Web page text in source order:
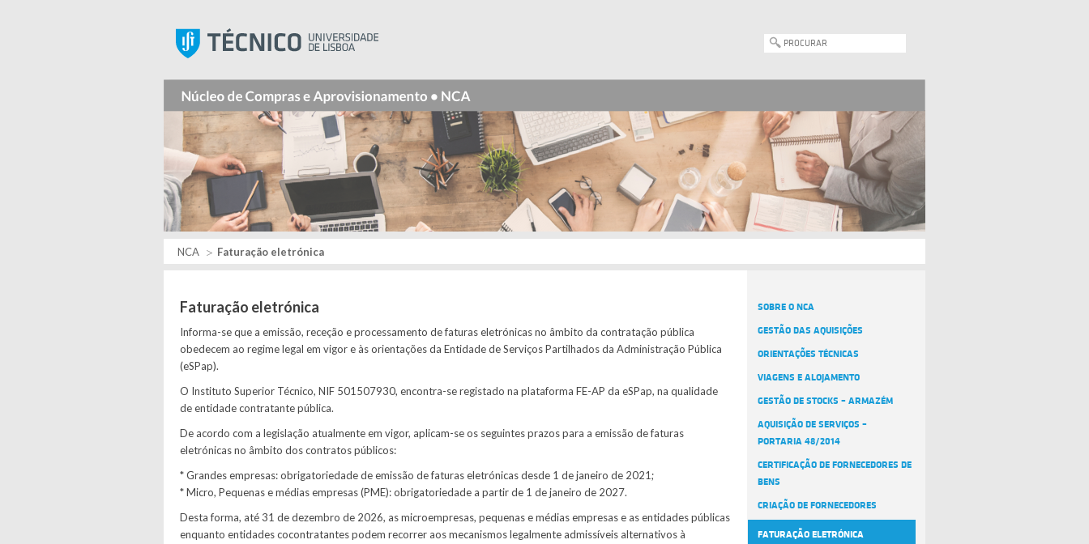
NCA Faturação eletrónica
Faturação eletrónica
Informa-se que a emissão, receção e processamento de faturas eletrónicas no âmbito da contratação pública
obedecem ao regime legal em vigor e às orientações da Entidade de Serviços Partilhados da Administração Pública
(eSPap).
O Instituto Superior Técnico, NIF 501507930, encontra-se registado na plataforma FE-AP da eSPap, na qualidade
de entidade contratante pública.
De acordo com a legislação atualmente em vigor, aplicam-se os seguintes prazos para a emissão de faturas
eletrónicas no âmbito dos contratos públicos:
* Grandes empresas: obrigatoriedade de emissão de faturas eletrónicas desde 1 de janeiro de 2021;
* Micro, Pequenas e médias empresas (PME): obrigatoriedade a partir de 1 de janeiro de 2027.
Desta forma, até 31 de dezembro de 2026, as microempresas, pequenas e médias empresas e as entidades públicas
enquanto entidades cocontratantes podem recorrer aos mecanismos legalmente admissíveis alternativos à
SOBRE O NCA
GESTÃO DAS AQUISIÇÕES
ORIENTAÇÕES TÉCNICAS
VIAGENS E ALOJAMENTO
GESTÃO DE STOCKS – ARMAZÉM
AQUISIÇÃO DE SERVIÇOS –
PORTARIA 48/2014
CERTIFICAÇÃO DE FORNECEDORES DE
BENS
CRIAÇÃO DE FORNECEDORES
FATURAÇÃO ELETRÓNICA